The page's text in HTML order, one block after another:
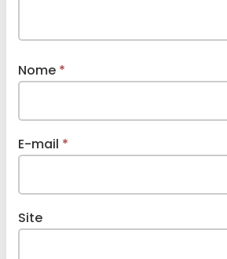
Nome *
E-mail *
Site